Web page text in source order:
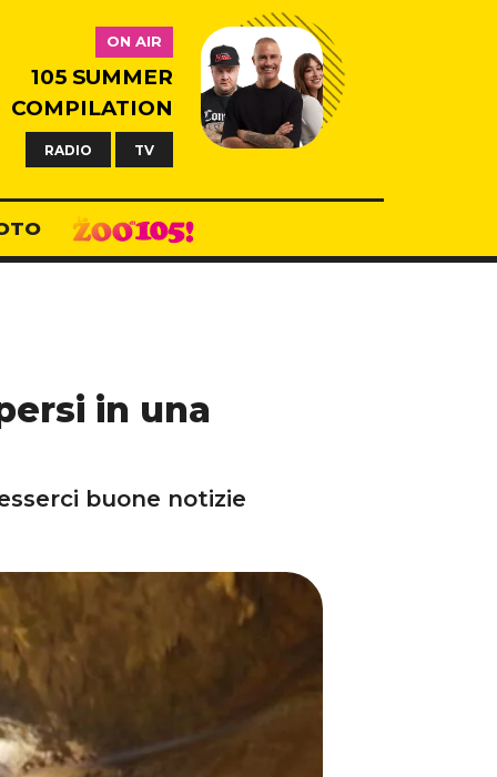
ON AIR
105 SUMMER
COMPILATION
RADIO TV
in una
buone notizie